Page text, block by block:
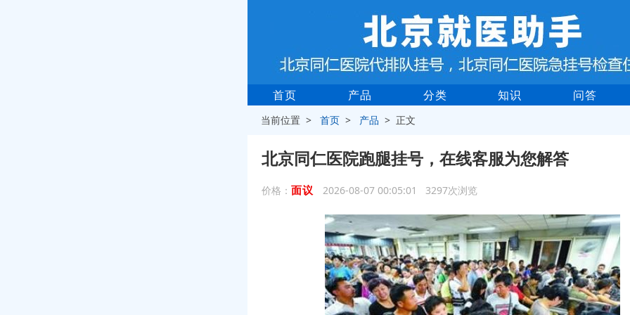
首页 产品 分类 知识 问答
当前位置 >首页 > 产品 > 正文
北京同仁医院跑腿挂号，在线客服为您解答
价格： 面议 2026-08-07 00:05:01 3297次浏览